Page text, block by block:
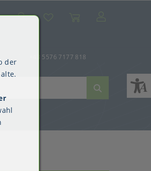
SucheWunschliste
+43 5576 7177 818
der